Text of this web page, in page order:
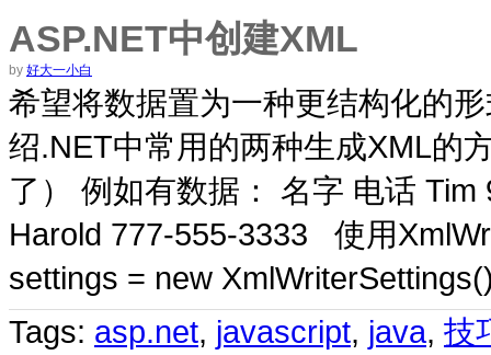
ASP.NET中创建XML
by 好大一小白
希望将数据置为一种更结构化的
绍.NET中常用的两种生成XML的
了） 例如有数据： 名字 电话
Harold 777-555-3333 使用
settings = new
Tags: asp.net, javascript, java, 技